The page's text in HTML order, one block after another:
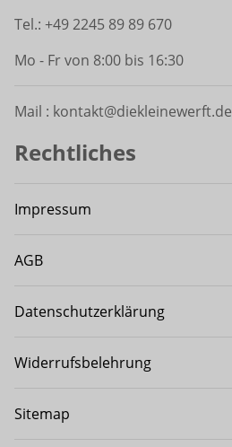
Tel.: +49 2245 89 89 670
Mo - Fr von 8:00 bis 16:30
Mail : kontakt@diekleinewerft.de
Rechtliches
Impressum
AGB
Datenschutzerklärung
Widerrufsbelehrung
Sitemap